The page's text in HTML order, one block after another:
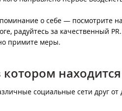
о себе — посмотрите
радуйтесь за качественный
примите меры.
котором
социальные сети друг